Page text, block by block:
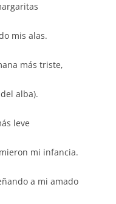
mis alas.
más triste,
alba).
leve
mi infancia.
a mi amado